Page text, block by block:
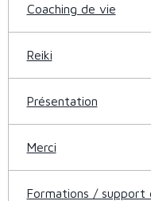
Coaching de vie
Reiki
Présentation
Merci
Formations / support